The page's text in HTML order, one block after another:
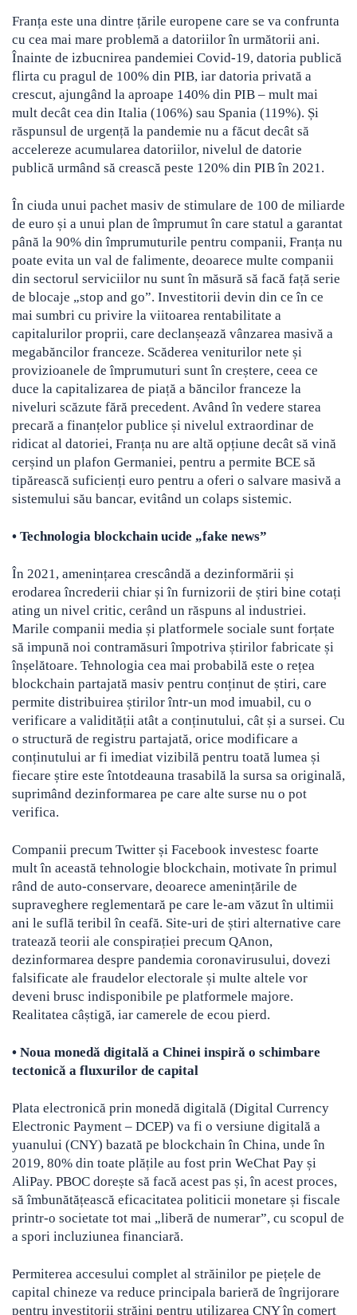
Franța este una dintre țările europene care se va confrunta
cu cea mai mare problemă a datoriilor în următorii ani.
Înainte de izbucnirea pandemiei Covid-19, datoria publică
flirta cu pragul de 100% din PIB, iar datoria privată a
crescut, ajungând la aproape 140% din PIB – mult mai
mult decât cea din Italia (106%) sau Spania (119%). Și
răspunsul de urgență la pandemie nu a făcut decât să
accelereze acumularea datoriilor, nivelul de datorie
publică urmând să crească peste 120% din PIB în 2021.
În ciuda unui pachet masiv de stimulare de 100 de miliarde
de euro și a unui plan de împrumut în care statul a garantat
până la 90% din împrumuturile pentru companii, Franța nu
poate evita un val de falimente, deoarece multe companii
din sectorul serviciilor nu sunt în măsură să facă față serie
de blocaje „stop and go”. Investitorii devin din ce în ce
mai sumbri cu privire la viitoarea rentabilitate a
capitalurilor proprii, care declanșează vânzarea masivă a
megabăncilor franceze. Scăderea veniturilor nete și
provizioanele de împrumuturi sunt în creștere, ceea ce
duce la capitalizarea de piață a băncilor franceze la
niveluri scăzute fără precedent. Având în vedere starea
precară a finanțelor publice și nivelul extraordinar de
ridicat al datoriei, Franța nu are altă opțiune decât să vină
cerșind un plafon Germaniei, pentru a permite BCE să
tipărească suficienți euro pentru a oferi o salvare masivă a
sistemului său bancar, evitând un colaps sistemic.
• Technologia blockchain ucide „fake news”
În 2021, amenințarea crescândă a dezinformării și
erodarea încrederii chiar și în furnizorii de știri bine cotați
ating un nivel critic, cerând un răspuns al industriei.
Marile companii media și platformele sociale sunt forțate
să impună noi contramăsuri împotriva știrilor fabricate și
înșelătoare. Tehnologia cea mai probabilă este o rețea
blockchain partajată masiv pentru conținut de știri, care
permite distribuirea știrilor într-un mod imuabil, cu o
verificare a validității atât a conținutului, cât și a sursei. Cu
o structură de registru partajată, orice modificare a
conținutului ar fi imediat vizibilă pentru toată lumea și
fiecare știre este întotdeauna trasabilă la sursa sa originală,
suprimând dezinformarea pe care alte surse nu o pot
verifica.
Companii precum Twitter și Facebook investesc foarte
mult în această tehnologie blockchain, motivate în primul
rând de auto-conservare, deoarece amenințările de
supraveghere reglementară pe care le-am văzut în ultimii
ani le suflă teribil în ceafă. Site-uri de știri alternative care
tratează teorii ale conspirației precum QAnon,
dezinformarea despre pandemia coronavirusului, dovezi
falsificate ale fraudelor electorale și multe altele vor
deveni brusc indisponibile pe platformele majore.
Realitatea câștigă, iar camerele de ecou pierd.
• Noua monedă digitală a Chinei inspiră o schimbare
tectonică a fluxurilor de capital
Plata electronică prin monedă digitală (Digital Currency
Electronic Payment – DCEP) va fi o versiune digitală a
yuanului (CNY) bazată pe blockchain în China, unde în
2019, 80% din toate plățile au fost prin WeChat Pay și
AliPay. PBOC dorește să facă acest pas și, în acest proces,
să îmbunătățească eficacitatea politicii monetare și fiscale
printr-o societate tot mai „liberă de numerar”, cu scopul de
a spori incluziunea financiară.
Permiterea accesului complet al străinilor pe piețele de
capital chineze va reduce principala barieră de îngrijorare
pentru investitorii străini pentru utilizarea CNY în comerț